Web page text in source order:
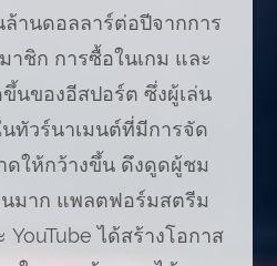
านดอลลาร์ต่อปีจากการ
าชิก การซื้อในเกม และ
นของอีสปอร์ต ซึ่งผู้เล่น
ทัวร์นาเมนต์ที่มีการจัด
ดให้กว้างขึ้น ดึงดูดผู้ชม
มาก แพลตฟอร์มสตรีม
YouTube ได้สร้างโอกาส